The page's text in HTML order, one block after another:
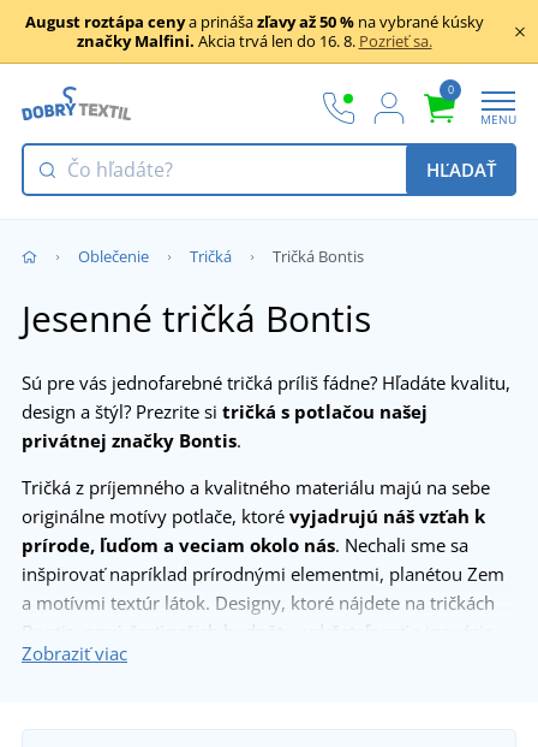
August roztápa cenya prinášazľavy až 50 %na vybrané kúsky
značky Malfini. Akcia trvá len do 16. 8. Pozrieť sa.
0
MENU
HĽADAŤ
Oblečenie Tričká Tričká Bontis
Jesenné tričká Bontis
Sú pre vás jednofarebné tričká príliš fádne? Hľadáte kvalitu,
design a štýl? Prezrite si tričká s potlačou našej
privátnej značky Bontis.
Tričká z príjemného a kvalitného materiálu majú na sebe
originálne motívy potlače, ktoré vyjadrujú náš vzťah k
prírode, ľuďom a veciam okolo nás. Nechali sme sa
inšpirovať napríklad prírodnými elementmi, planétou Zem
a motívmi textúr látok. Designy, ktoré nájdete na tričkách
Bontis, nesú časť našich hodnôt – udržateľnosť a inovácie.
Zobraziť viac